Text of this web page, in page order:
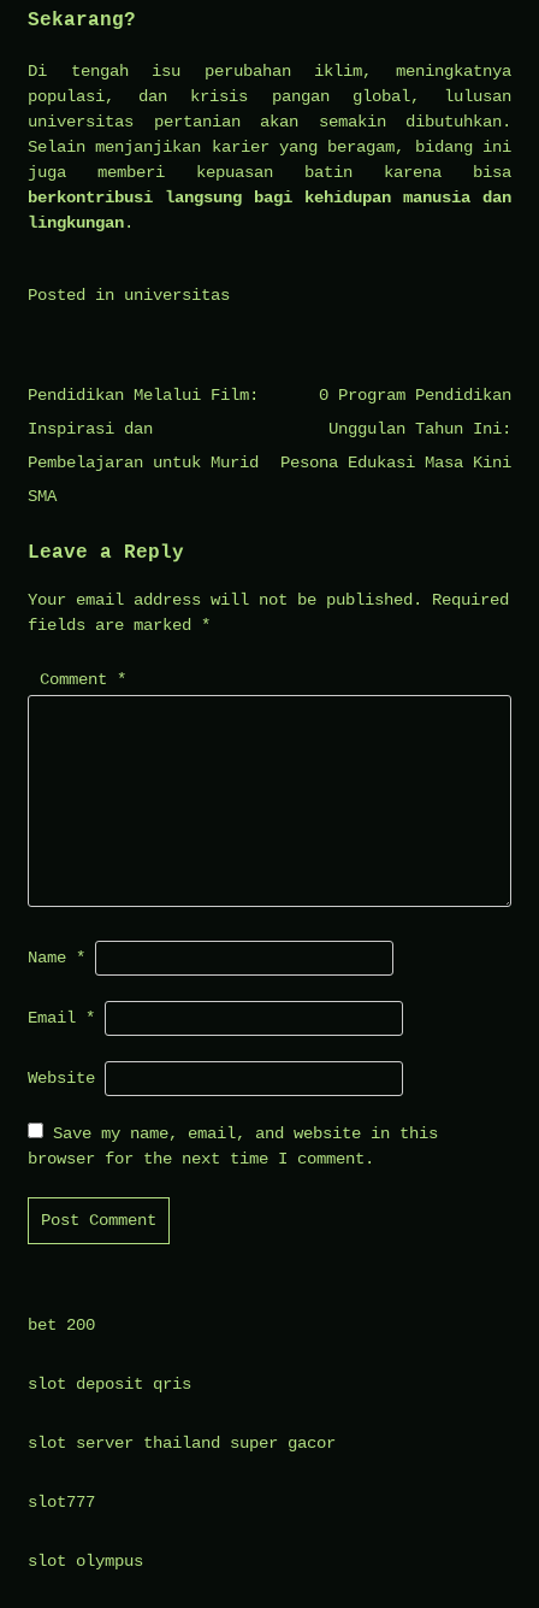
Sekarang?
Di tengah isu perubahan iklim, meningkatnya
populasi, dan krisis pangan global, lulusan
universitas pertanian akan semakin dibutuhkan.
Selain menjanjikan karier yang beragam, bidang ini
juga memberi kepuasan batin karena bisa
berkontribusi langsung bagi kehidupan manusia dan
lingkungan.
Posted in universitas
Post
navigation
Pendidikan Melalui Film:
Inspirasi dan
Pembelajaran untuk Murid
SMA
0 Program Pendidikan
Unggulan Tahun Ini:
Pesona Edukasi Masa Kini
Leave a Reply
Your email address will not be published.
Required
fields are marked *
Comment *
Name *
Email *
Website
Save my name, email, and website in this
browser for the next time I comment.
bet 200
slot deposit qris
slot server thailand super gacor
slot777
slot olympus